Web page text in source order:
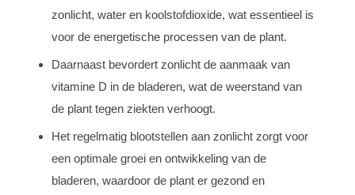
zonlicht, water en koolstofdioxide, wat essentieel is
voor de energetische processen van de plant.
Daarnaast bevordert zonlicht de aanmaak van
vitamine D in de bladeren, wat de weerstand van
de plant tegen ziekten verhoogt.
Het regelmatig blootstellen aan zonlicht zorgt voor
een optimale groei en ontwikkeling van de
bladeren, waardoor de plant er gezond en